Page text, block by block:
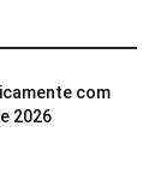
com
2026